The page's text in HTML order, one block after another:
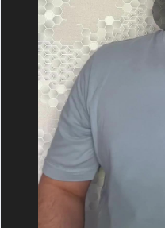
появление высыпаний
Особенность волдырей -
24 часов и появляются
болезненности на
фиксированная сыпь -
важно различать это.